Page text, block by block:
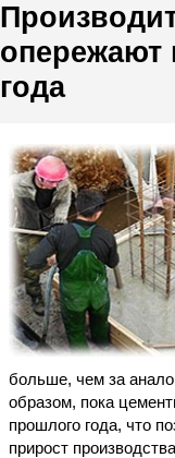
опережают
года
больше, чем за
образом, пока
прошлого года, что
прирост